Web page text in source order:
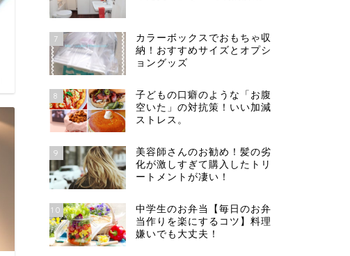
7
カラーボックスでおもちゃ収
納！おすすめサイズとオプシ
ョングッズ
8
子どもの口癖のような「お腹
空いた」の対抗策！いい加減
ストレス。
9
美容師さんのお勧め！髪の劣
化が激しすぎて購入したトリ
ートメントが凄い！
10
中学生のお弁当【毎日のお弁
当作りを楽にするコツ】料理
嫌いでも大丈夫！